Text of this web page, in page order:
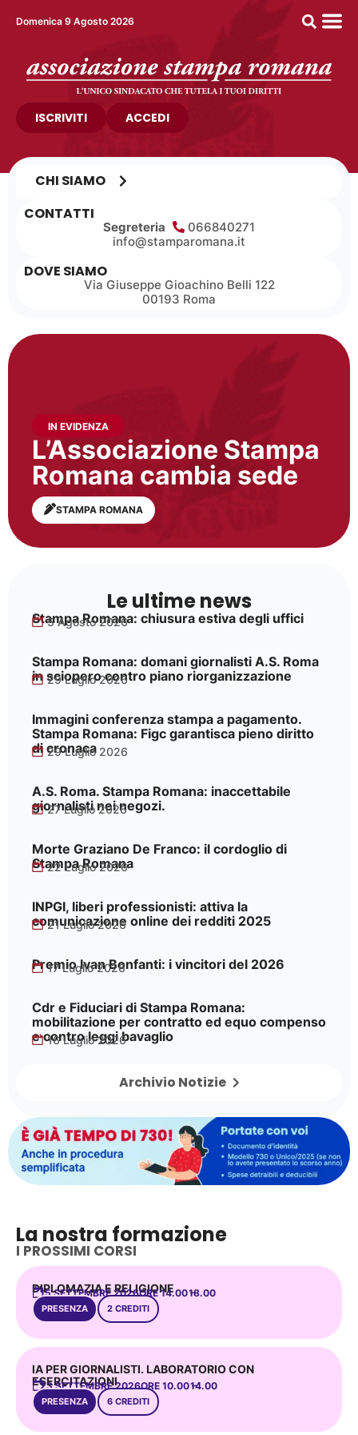
Domenica 9 Agosto 2026
ISCRIVITI ACCEDI
CHI SIAMO
CONTATTI
Segreteria
066840271
info@stamparomana.it
DOVE SIAMO
Via Giuseppe Gioachino Belli 122
00193 Roma
IN EVIDENZA
L’Associazione Stampa
Romana cambia sede
STAMPA ROMANA
Le ultime news
Stampa Romana: chiusura estiva degli uffici
5 Agosto 2026
Stampa Romana: domani giornalisti A.S. Roma
in sciopero contro piano riorganizzazione
29 Luglio 2026
Immagini conferenza stampa a pagamento.
Stampa Romana: Figc garantisca pieno diritto
di cronaca
29 Luglio 2026
A.S. Roma. Stampa Romana: inaccettabile
giornalisti nei negozi.
27 Luglio 2026
Morte Graziano De Franco: il cordoglio di
Stampa Romana
22 Luglio 2026
INPGI, liberi professionisti: attiva la
comunicazione online dei redditi 2025
21 Luglio 2026
Premio Ivan Bonfanti: i vincitori del 2026
17 Luglio 2026
Cdr e Fiduciari di Stampa Romana:
mobilitazione per contratto ed equo compenso
e contro leggi bavaglio
16 Luglio 2026
Archivio Notizie
La nostra formazione
I PROSSIMI CORSI
DIPLOMAZIA E RELIGIONE
15 SETTEMBRE 2026ORE 14.00 –18.00
PRESENZA 2 CREDITI
IA PER GIORNALISTI. LABORATORIO CON
ESERCITAZIONI
23 SETTEMBRE 2026ORE 10.00 –14.00
PRESENZA 6 CREDITI